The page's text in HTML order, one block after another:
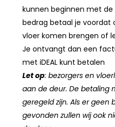
kunnen beginnen met
bedrag betaal je
vloer komen brengen of
Je ontvangt dan een
met iDEAL kunt betalen
Let op: bezorgers en
aan de deur. De betaling
geregeld zijn. Als er geen
gevonden zullen wij ook